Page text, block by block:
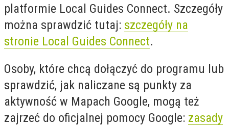
platformie Local Guides Connect. Szczegóły
można sprawdzić tutaj: szczegóły na
stronie Local Guides Connect.
Osoby, które chcą dołączyć do programu lub
sprawdzić, jak naliczane są punkty za
aktywność w Mapach Google, mogą też
zajrzeć do oficjalnej pomocy Google: zasady